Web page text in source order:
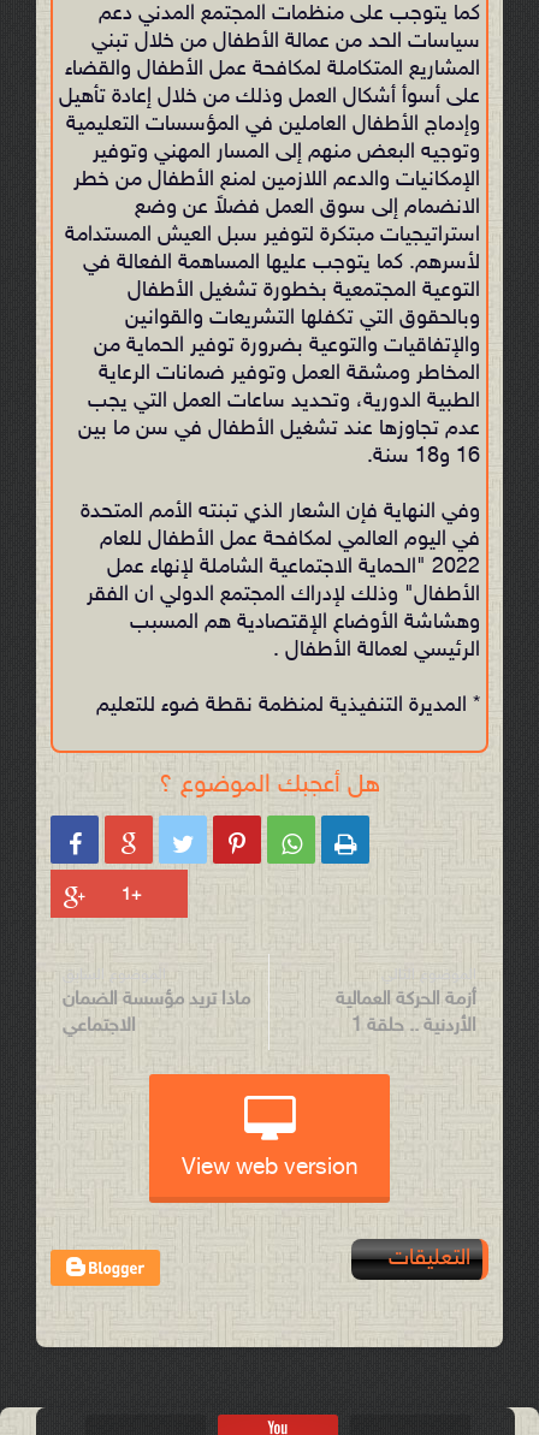
كما يتوجب على منظمات المجتمع المدني دعم
سياسات الحد من عمالة الأطفال من خلال تبني
المشاريع المتکاملة لمکافحة عمل الأطفال والقضاء
على أسوأ أشکال العمل وذلك من خلال إعادة تأهيل
وإدماج الأطفال العاملين في المؤسسات التعليمية
وتوجيه البعض منهم إلى المسار المهني وتوفير
الإمکانيات والدعم اللازمين لمنع الأطفال من خطر
الانضمام إلى سوق العمل فضلاً عن وضع
استراتيجيات مبتکرة لتوفير سبل العيش المستدامة
لأسرهم. كما يتوجب عليها المساهمة الفعالة في
التوعية المجتمعية بخطورة تشغيل الأطفال
وبالحقوق التي تكفلها التشريعات والقوانين
والإتفاقيات والتوعية بضرورة توفير الحماية من
المخاطر ومشقة العمل وتوفير ضمانات الرعاية
الطبية الدورية، وتحديد ساعات العمل التي يجب
عدم تجاوزها عند تشغيل الأطفال في سن ما بين
16 و18 سنة.
وفي النهاية فإن الشعار الذي تبنته الأمم المتحدة
في اليوم العالمي لمكافحة عمل الأطفال للعام
2022 "الحماية الاجتماعية الشاملة لإنهاء عمل
الأطفال" وذلك لإدراك المجتمع الدولي ان الفقر
وهشاشة الأوضاع الإقتصادية هم المسبب
الرئيسي لعمالة الأطفال .
* المديرة التنفيذية لمنظمة نقطة ضوء للتعليم
هل أعجبك الموضوع ؟
     
أزمة الحركة العمالية
الأردنية .. حلقة 1
الموضوع السابق
ماذا تريد مؤسسة الضمان
الاجتماعي
View web version
التعليقات